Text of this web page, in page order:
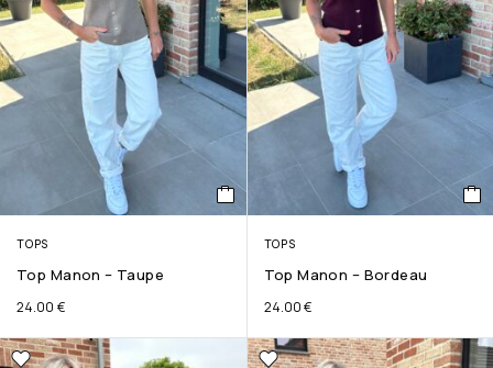
TOPS
Top Manon – Taupe
24.00 €
TOPS
Top Manon – Bordeau
24.00€